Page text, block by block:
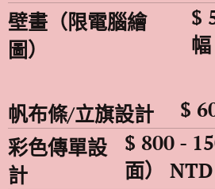
壁畫（限電腦繪
圖）
$
幅
帆布條/立旗設計 $
彩色傳單設
計
$ 800 -
面）
NTD